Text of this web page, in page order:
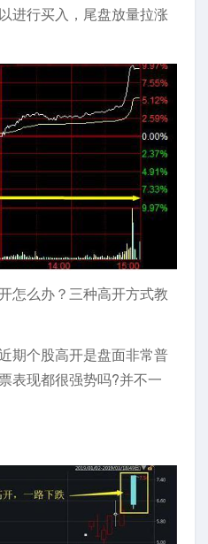
进行买入，尾盘放量拉涨
怎么办？三种高开方式教
期个股高开是盘面非常普
表现都很强势吗?并不一